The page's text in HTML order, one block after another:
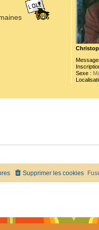
Sexe :
Supprimer les cookies